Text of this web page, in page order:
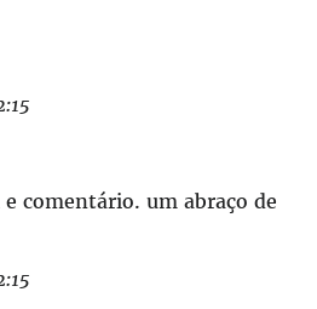
comentário. um abraço de